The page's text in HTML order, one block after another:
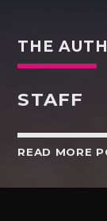
THE
STAFF
READ MORE